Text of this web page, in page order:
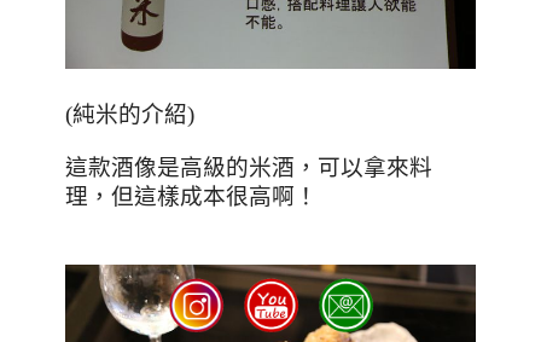
(純米的介紹)
這款酒像是高級的米酒，可以拿來料
理，但這樣成本很高啊！